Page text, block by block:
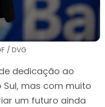
/ DVG
dedicação ao
mas com muito
um futuro ainda